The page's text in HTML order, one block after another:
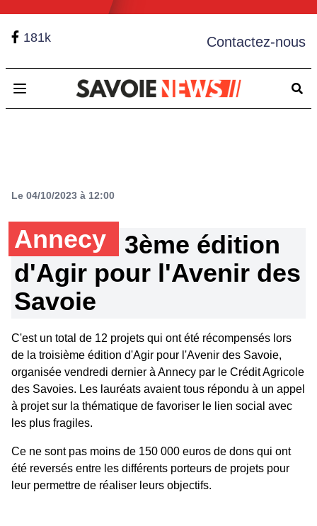
181k Contactez-nous
Open main menu
Le 04/10/2023 à 12:00
Annecy
3ème édition
d'Agir pour l'Avenir des
Savoie
C'est un total de 12 projets qui ont été récompensés lors
de la troisième édition d'Agir pour l'Avenir des Savoie,
organisée vendredi dernier à Annecy par le Crédit Agricole
des Savoies. Les lauréats avaient tous répondu à un appel
à projet sur la thématique de favoriser le lien social avec
les plus fragiles.
Ce ne sont pas moins de 150 000 euros de dons qui ont
été reversés entre les différents porteurs de projets pour
leur permettre de réaliser leurs objectifs.